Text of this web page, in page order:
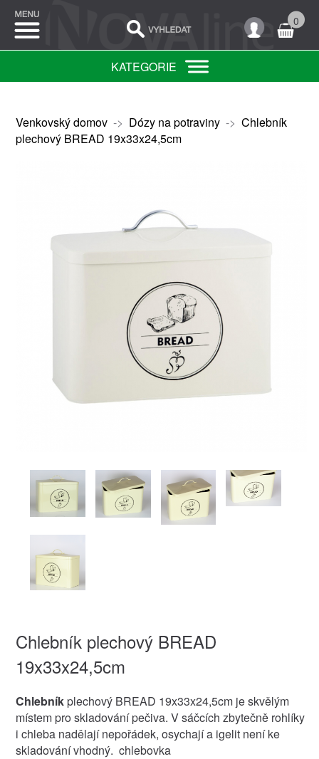
0
KATEGORIE
Venkovský domov-> Dózy na potraviny-> Chlebník
plechový BREAD 19x33x24,5cm
Chlebník plechový BREAD
19x33x24,5cm
Chlebníkplechový BREAD 19x33x24,5cm je skvělým
místem pro skladování pečiva. V sáčcích zbytečně rohlíky
i chleba nadělají nepořádek, osychají a igelit není ke
skladování vhodný. chlebovka